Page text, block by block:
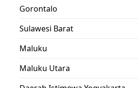
Gorontalo
Sulawesi Barat
Maluku
Maluku Utara